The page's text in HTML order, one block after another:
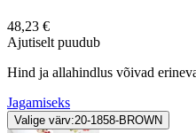
48,23 €
Ajutiselt puudub
Hind ja allahindlus võivad
Jagamiseks
Valige värv:20-1858-BROWN